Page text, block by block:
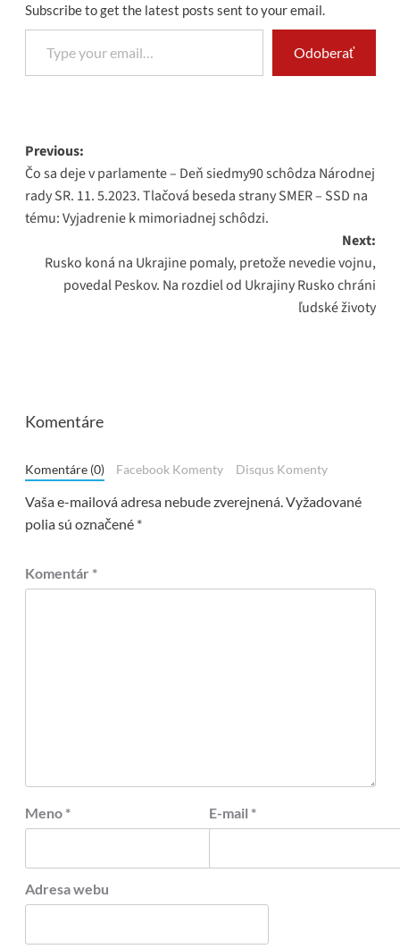
Subscribe to get the latest posts sent to your email.
Type your email…
Odoberať
Post
navigation
Previous:
Čo sa deje v parlamente – Deň siedmy90 schôdza Národnej
rady SR. 11. 5.2023. Tlačová beseda strany SMER – SSD na
tému: Vyjadrenie k mimoriadnej schôdzi.
Next:
Rusko koná na Ukrajine pomaly, pretože nevedie vojnu,
povedal Peskov. Na rozdiel od Ukrajiny Rusko chráni
ľudské životy
Komentáre
Komentáre (0) Facebook Komenty Disqus Komenty
Vaša e-mailová adresa nebude zverejnená. Vyžadované
polia sú označené *
Komentár *
Meno * E-mail *
Adresa webu